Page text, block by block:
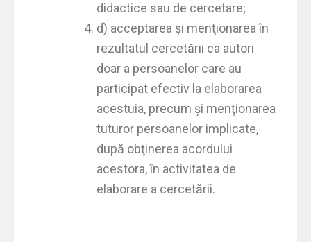
didactice sau de cercetare;
d) acceptarea şi menţionarea în
rezultatul cercetării ca autori
doar a persoanelor care au
participat efectiv la elaborarea
acestuia, precum şi menţionarea
tuturor persoanelor implicate,
după obţinerea acordului
acestora, în activitatea de
elaborare a cercetării.